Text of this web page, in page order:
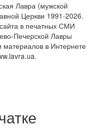
Лавра (мужской
Церкви 1991-2026.
в печатных СМИ
Печерской Лавры
материалов в Интернете